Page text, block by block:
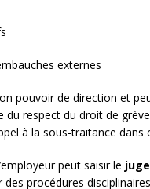
externes
pouvoir de direction et
du respect du droit de
à la sous-traitance dans
peut saisir le
procédures